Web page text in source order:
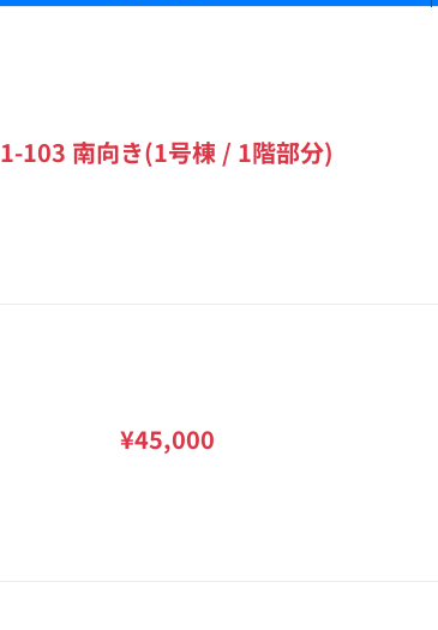
1-103 南向き(1号棟 / 1階部分)
¥45,000